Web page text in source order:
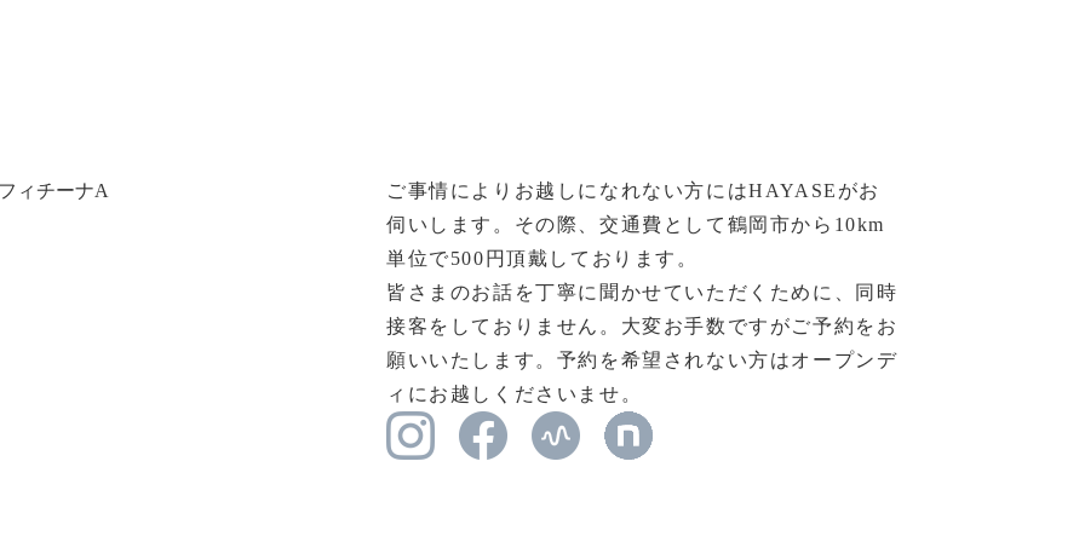
ィチーナA
ご事情によりお越しになれない方にはHAYASEがお
伺いします。その際、交通費として鶴岡市から10km
単位で500円頂戴しております。
皆さまのお話を丁寧に聞かせていただくために、同時
接客をしておりません。大変お手数ですがご予約をお
願いいたします。予約を希望されない方はオープンデ
ィにお越しくださいませ。